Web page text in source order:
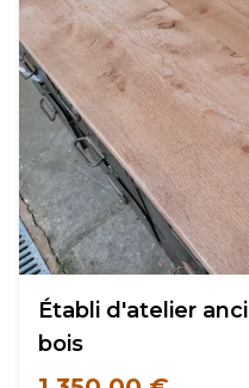
Établi d'atelier
bois